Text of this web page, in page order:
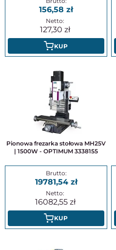
156,58
127,30
KUP
Pionowa frezarka stołowa MH25V
| 1500W - OPTIMUM 3338155
19781,54
16082,55
KUP